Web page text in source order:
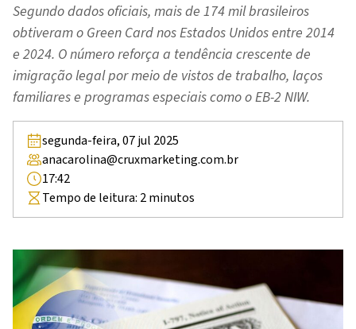
Segundo dados oficiais, mais de 174 mil brasileiros
obtiveram o Green Card nos Estados Unidos entre 2014
e 2024. O número reforça a tendência crescente de
imigração legal por meio de vistos de trabalho, laços
familiares e programas especiais como o EB-2 NIW.
segunda-feira, 07 jul 2025
anacarolina@cruxmarketing.com.br
17:42
Tempo de leitura: 2minutos